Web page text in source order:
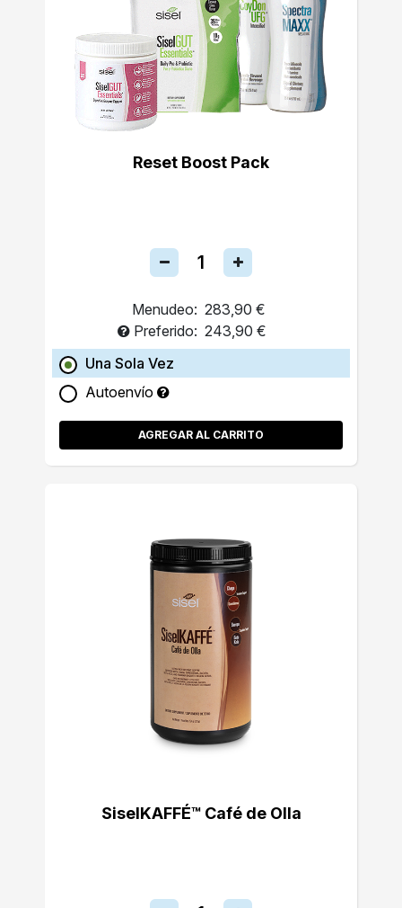
Reset Boost Pack
Menudeo: 283,90 €
Preferido: 243,90 €
Una Sola Vez
Autoenvío
AGREGAR AL CARRITO
SiselKAFFÉ™ Café de Olla